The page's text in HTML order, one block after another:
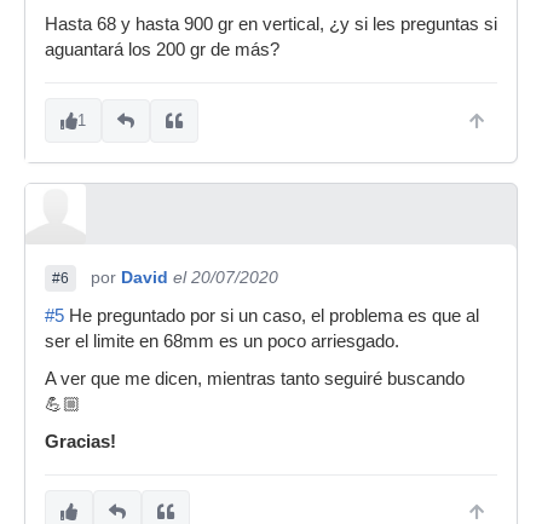
Hasta 68 y hasta 900 gr en vertical, ¿y si les preguntas si
aguantará los 200 gr de más?
1
#6 por David el 20/07/2020
#5 He preguntado por si un caso, el problema es que al
ser el limite en 68mm es un poco arriesgado.
A ver que me dicen, mientras tanto seguiré buscando
💪🏼
Gracias!